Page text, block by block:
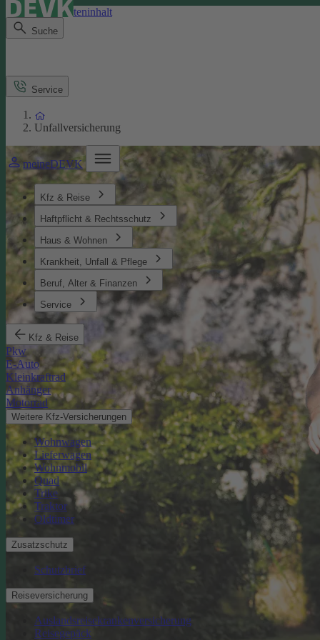
Direkt zum Seiteninhalt
Suche
meineDEVK
Kfz & Reise
Haftpflicht & Rechtsschutz
Haus & Wohnen
Krankheit, Unfall & Pflege
Beruf, Alter & Finanzen
Service
Kfz & Reise
Pkw
E-Auto
Kleinkraftrad
Anhänger
Motorrad
Weitere Kfz-Versicherungen
Wohnwagen
Lieferwagen
Wohnmobil
Quad
Trike
Traktor
Oldtimer
Zusatzschutz
Schutzbrief
Reiseversicherung
Auslandsreisekrankenversicherung
Reisegepäck
Service
Unfallversicherung